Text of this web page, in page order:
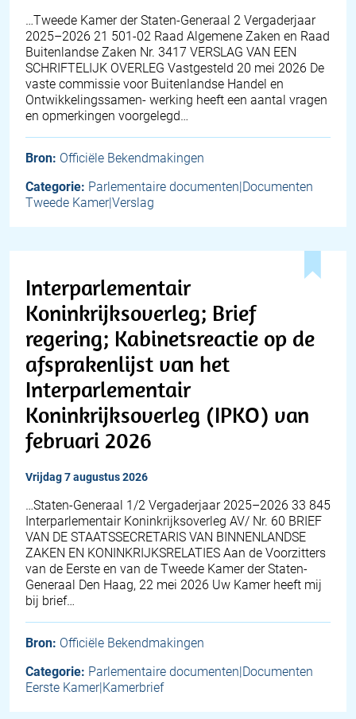
…Tweede Kamer der Staten-Generaal 2 Vergaderjaar
2025–2026 21 501-02 Raad Algemene Zaken en Raad
Buitenlandse Zaken Nr. 3417 VERSLAG VAN EEN
SCHRIFTELIJK OVERLEG Vastgesteld 20 mei 2026 De
vaste commissie voor Buitenlandse Handel en
Ontwikkelingssamen- werking heeft een aantal vragen
en opmerkingen voorgelegd…
Bron: Officiële Bekendmakingen
Categorie: Parlementaire documenten|Documenten
Tweede Kamer|Verslag
Interparlementair
Koninkrijksoverleg; Brief
regering; Kabinetsreactie op de
afsprakenlijst van het
Interparlementair
Koninkrijksoverleg (IPKO) van
februari 2026
vrijdag 7 augustus 2026
…Staten-Generaal 1/2 Vergaderjaar 2025–2026 33 845
Interparlementair Koninkrijksoverleg AV/ Nr. 60 BRIEF
VAN DE STAATSSECRETARIS VAN BINNENLANDSE
ZAKEN EN KONINKRIJKSRELATIES Aan de Voorzitters
van de Eerste en van de Tweede Kamer der Staten-
Generaal Den Haag, 22 mei 2026 Uw Kamer heeft mij
bij brief…
Bron: Officiële Bekendmakingen
Categorie: Parlementaire documenten|Documenten
Eerste Kamer|Kamerbrief